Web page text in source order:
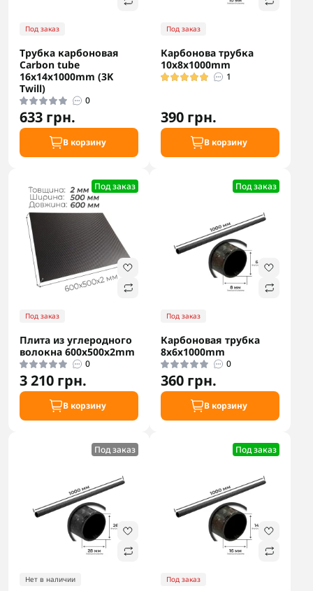
Под заказ
Трубка карбоновая
Carbon tube
16x14x1000mm (3K
Twill)
0
633 грн.
В корзину
Под заказ
Карбонова трубка
10х8х1000mm
1
390 грн.
В корзину
Под заказ
Под заказ
Плита из углеродного
волокна 600х500х2mm
0
3 210 грн.
В корзину
Под заказ
Под заказ
Карбоновая трубка
8х6х1000mm
0
360 грн.
В корзину
Под заказ
Нет в наличии
Под заказ
Под заказ